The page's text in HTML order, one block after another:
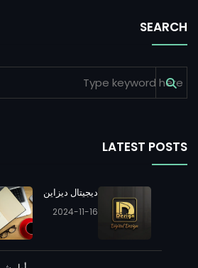
SEARCH
LATEST POSTS
ديجيتال ديزاين
2024-11-16